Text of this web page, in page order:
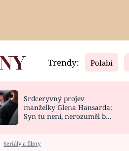
Video
CELEBRITY
VAŘENÍ
Trendy: Polabí
Srdceryvný projev
manželky Glena Hansarda:
Syn tu není, nerozuměl by
Seriály a filmy